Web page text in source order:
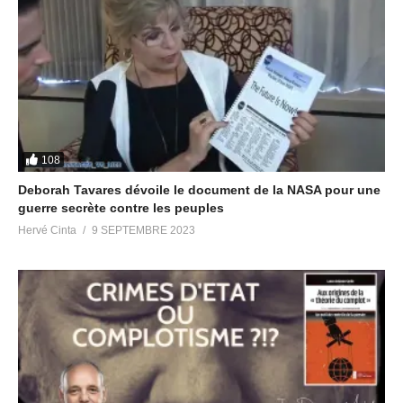
Pléiades
https://t.me/avisradiopleiades
Canal des replays des émissions Radio Pléiades
https://t.me/radiopleiades
Chat Group anglophone Let’s Meditate for Planetary Liberation
https://t.me/meditationliberation
Canal anglophone Victory Of The Light
https://t.me/Victory_Of_The_Light
J’aime ça :
108
Deborah Tavares dévoile le document de la NASA pour une
guerre secrète contre les peuples
Hervé Cinta 9 SEPTEMBRE 2023